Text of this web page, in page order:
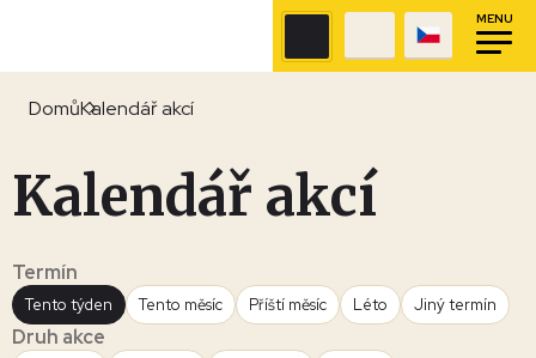
MENU
DomůKalendář akcí
Kalendář akcí
Termín
Tento týden Tento měsíc Příští měsíc Léto Jiný termín
Druh akce